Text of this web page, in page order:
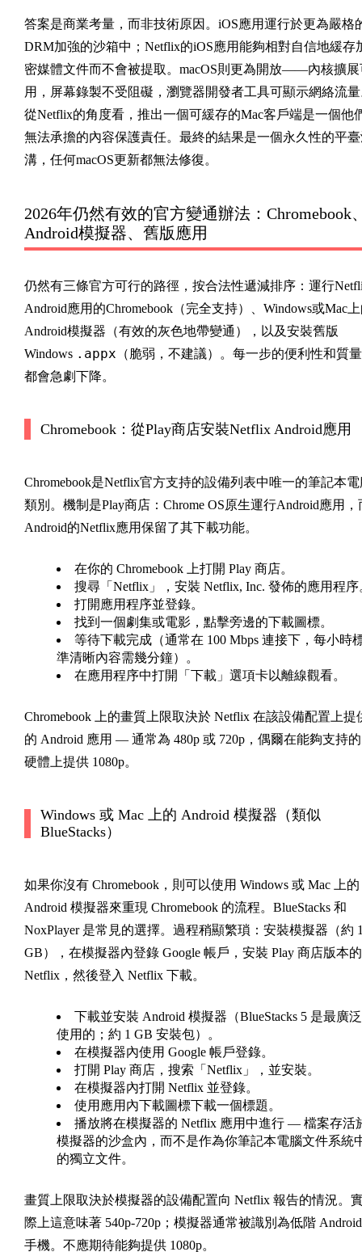
答案是商業考量，而非技術原因。iOS應用運行於更為嚴格
DRM加強的沙箱中；Netflix的iOS應用能夠相對自信地緩存
密媒體文件而不會被提取。macOS則更為開放——內核擴展
用，屏幕錄製不受阻礙，瀏覽器開發者工具可顯示網絡流
從Netflix的角度看，推出一個可緩存的Mac客戶端是一個他
無法承擔的內容保護責任。最終的結果是一個永久性的平
溝，任何macOS更新都無法修復。
2026年仍然有效的官方變通辦法：Chromebook
Android模擬器、舊版應用
仍然有三條官方可行的路徑，按合法性遞減排序：運行
Android應用的Chromebook（完全支持）、Windows或Mac
Android模擬器（有效的灰色地帶變通），以及安裝舊版
Windows .appx （脆弱，不建議）。每一步的便利性和質量
都會急劇下降。
Chromebook：從Play商店安裝Netflix Android應用
Chromebook是Netflix官方支持的設備列表中唯一的筆記本電
類別。機制是Play商店：Chrome OS原生運行Android應用，
Android的Netflix應用保留了其下載功能。
在你的 Chromebook 上打開 Play 商店。
搜尋「Netflix」，安裝 Netflix, Inc. 發佈的應用程序
打開應用程序並登錄。
找到一個劇集或電影，點擊旁邊的下載圖標。
等待下載完成（通常在 100 Mbps 連接下，每小時
準清晰內容需幾分鐘）。
在應用程序中打開「下載」選項卡以離線觀看。
Chromebook 上的畫質上限取決於 Netflix 在該設備配置上提
的 Android 應用 — 通常為 480p 或 720p，偶爾在能夠支持的
硬體上提供 1080p。
Windows 或 Mac 上的 Android 模擬器（類似
BlueStacks）
如果你沒有 Chromebook，則可以使用 Windows 或 Mac 上的
Android 模擬器來重現 Chromebook 的流程。BlueStacks 和
NoxPlayer 是常見的選擇。過程稍顯繁瑣：安裝模擬器（約
GB），在模擬器內登錄 Google 帳戶，安裝 Play 商店版本的
Netflix，然後登入 Netflix 下載。
下載並安裝 Android 模擬器（BlueStacks 5 是最廣泛
使用的；約 1 GB 安裝包）。
在模擬器內使用 Google 帳戶登錄。
打開 Play 商店，搜索「Netflix」，並安裝。
在模擬器內打開 Netflix 並登錄。
使用應用內下載圖標下載一個標題。
播放將在模擬器的 Netflix 應用中進行 — 檔案存活
模擬器的沙盒內，而不是作為你筆記本電腦文件系統
的獨立文件。
畫質上限取決於模擬器的設備配置向 Netflix 報告的情況。
際上這意味著 540p-720p；模擬器通常被識別為低階 Android
手機。不應期待能夠提供 1080p。